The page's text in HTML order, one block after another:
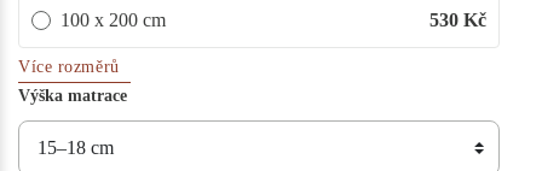
100 x 200 cm 530 Kč
Více rozměrů
Výška matrace